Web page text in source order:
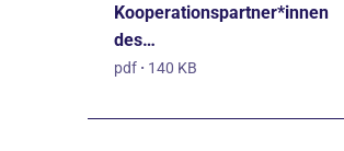
Kooperationspartner*innen
des…
pdf · 140 KB